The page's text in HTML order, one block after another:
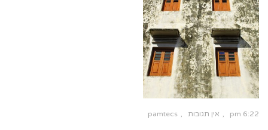
6:22 pm אין תגובות pamtecs